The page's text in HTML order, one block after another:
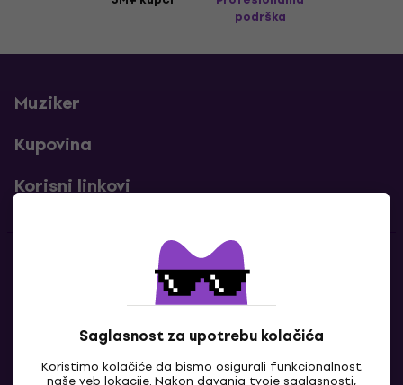
Saglasnost za upotrebu kolačića
Koristimo kolačiće da bismo osigurali funkcionalnost
naše veb lokacije. Nakon davanja tvoje saglasnosti,
podrška
Muziker
Kupovina
Korisni linkovi
Kontakti
Kontaktiraj nas